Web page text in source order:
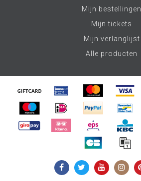
Mijn bestellingen
Mijn tickets
Mijn verlanglijst
Alle producten